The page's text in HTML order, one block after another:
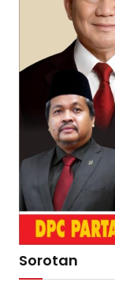
Sorotan